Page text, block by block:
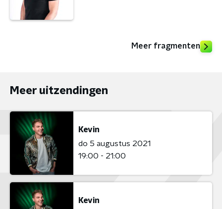
Meer fragmenten
Meer uitzendingen
Kevin
do 5 augustus 2021
19:00 - 21:00
Kevin